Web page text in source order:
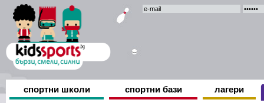
спортни школи спортни бази лагери